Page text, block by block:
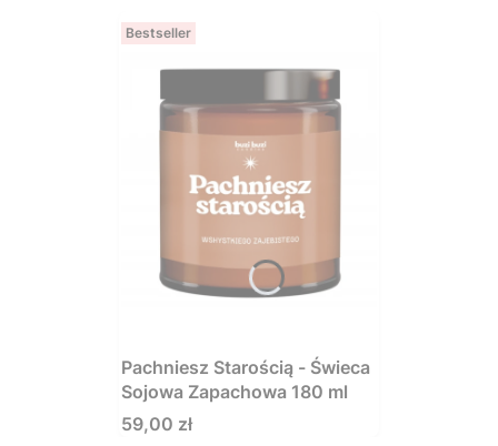
Bestseller
Pachniesz Starością - Świeca
Sojowa Zapachowa 180 ml
Cena
59,00 zł